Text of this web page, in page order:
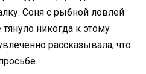
Соня с рыбной ловлей
никогда к этому
рассказывала, что